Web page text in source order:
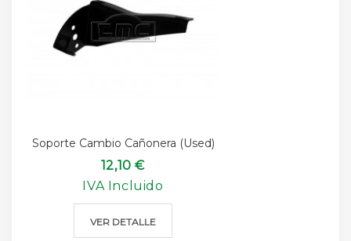
Soporte Cambio Cañonera (used)
12,10 €
IVA Incluido
VER DETALLE